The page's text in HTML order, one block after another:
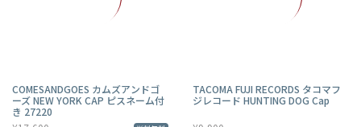
COMESANDGOES カムズアンドゴ
ーズ NEW YORK CAP ピスネーム付
き 27220
TACOMA FUJI RECORDS タコマフ
ジレコード HUNTING DOG Cap